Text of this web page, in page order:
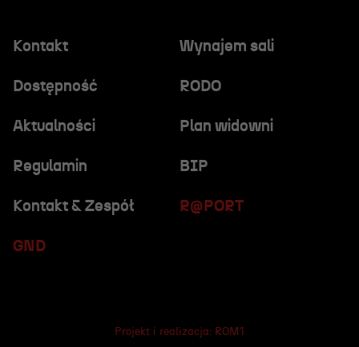
Kontakt Wynajem sali
Dostępność RODO
R@PORT
Aktualności Plan widowni
Regulamin BIP
GND
Kontakt & Zespół
Projekt i realizacja: ROM1